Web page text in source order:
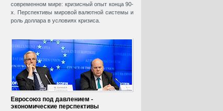
современном мире: кризисный опыт конца 90-
х. Перспективы мировой валютной системы и
роль доллара в условиях кризиса.
Евросоюз под давлением -
экономические перспективы